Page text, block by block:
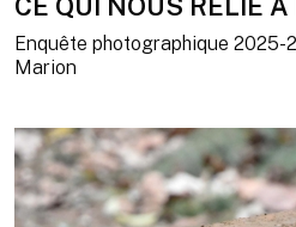
Enquête photographique 2025-
Marion